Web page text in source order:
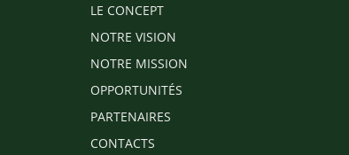
LE CONCEPT
NOTRE VISION
NOTRE MISSION
OPPORTUNITÉS
PARTENAIRES
CONTACTS